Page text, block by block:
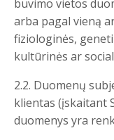
buvimo vietos
arba pagal vieną
fiziologinės,
kultūrinės ar
2.2. Duomenų
klientas (įskaitant
duomenys yra